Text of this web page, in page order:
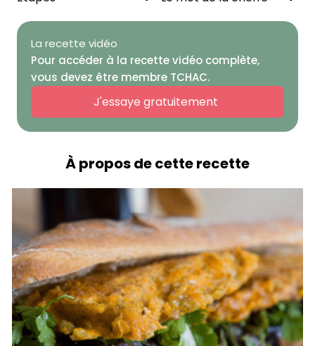
La recette vidéo
Pour accéder à la recette vidéo complète,
vous devez être membre TCHAC.
J'essaye gratuitement
À propos de cette recette